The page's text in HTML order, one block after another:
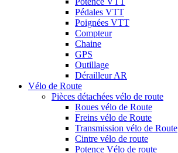
Pédales VTT
Poignées VTT
Compteur
Chaine
GPS
Outillage
Dérailleur AR
Vélo de Route
Pièces détachées vélo de route
Roues vélo de Route
Freins vélo de Route
Transmission vélo de Route
Cintre vélo de route
Potence Vélo de route